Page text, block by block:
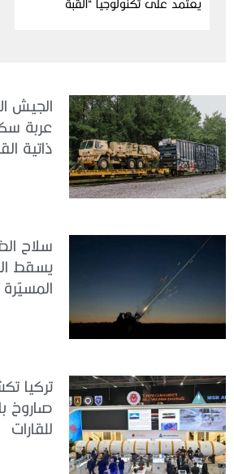
يعتمد على تكنولوجيا “القبة
الجيش
عربة
ذاتية
سلاح
يسقط
المسيّرة
تركيا
صاروخ
للقارات